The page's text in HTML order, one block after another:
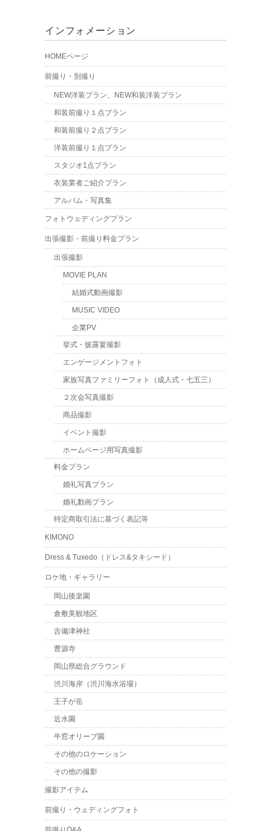
インフォメーション
HOMEページ
前撮り・別撮り
NEW洋装プラン、NEW和装洋装プラン
和装前撮り１点プラン
和装前撮り２点プラン
洋装前撮り１点プラン
スタジオ1点プラン
衣装業者ご紹介プラン
アルバム・写真集
フォトウェディングプラン
出張撮影・前撮り料金プラン
出張撮影
MOVIE PLAN
結婚式動画撮影
MUSIC VIDEO
企業PV
挙式・披露宴撮影
エンゲージメントフォト
家族写真ファミリーフォト（成人式・七五三）
２次会写真撮影
商品撮影
イベント撮影
ホームページ用写真撮影
料金プラン
婚礼写真プラン
婚礼動画プラン
特定商取引法に基づく表記等
KIMONO
Dress & Tuxedo（ドレス&タキシード）
ロケ地・ギャラリー
岡山後楽園
倉敷美観地区
吉備津神社
曹源寺
岡山県総合グラウンド
渋川海岸（渋川海水浴場）
王子が岳
近水園
牛窓オリーブ園
その他のロケーション
その他の撮影
撮影アイテム
前撮り・ウェディングフォト